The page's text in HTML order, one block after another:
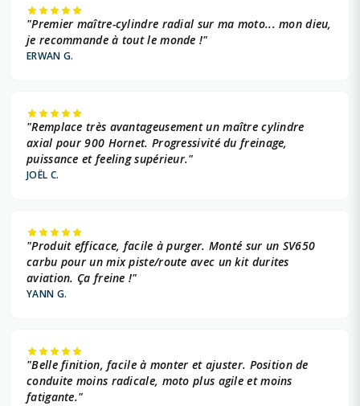
"Premier maître-cylindre radial sur ma moto... mon dieu,
je recommande à tout le monde !"
ERWAN G.
"Remplace très avantageusement un maître cylindre
axial pour 900 Hornet. Progressivité du freinage,
puissance et feeling supérieur."
JOËL C.
"Produit efficace, facile à purger. Monté sur un SV650
carbu pour un mix piste/route avec un kit durites
aviation. Ça freine !"
YANN G.
"Belle finition, facile à monter et ajuster. Position de
conduite moins radicale, moto plus agile et moins
fatigante."